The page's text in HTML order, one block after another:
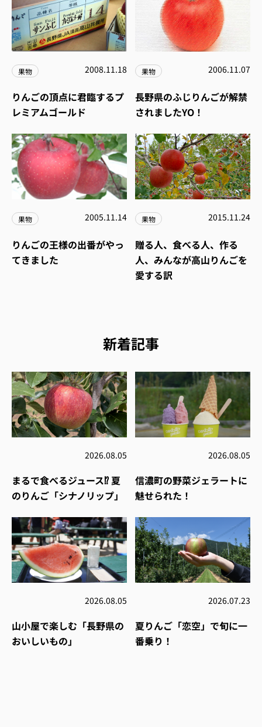
果物 2008.11.18
りんごの頂点に君臨するプ
レミアムゴールド
果物 2006.11.07
長野県のふじりんごが解禁
されましたYO！
果物 2005.11.14
りんごの王様の出番がやっ
てきました
果物 2015.11.24
贈る人、食べる人、作る
人、みんなが高山りんごを
愛する訳
新着記事
2026.08.05
まるで食べるジュース⁉︎ 夏
のりんご「シナノリップ」
2026.08.05
信濃町の野菜ジェラートに
魅せられた！
2026.08.05
山小屋で楽しむ「長野県の
おいしいもの」
2026.07.23
夏りんご「恋空」で旬に一
番乗り！